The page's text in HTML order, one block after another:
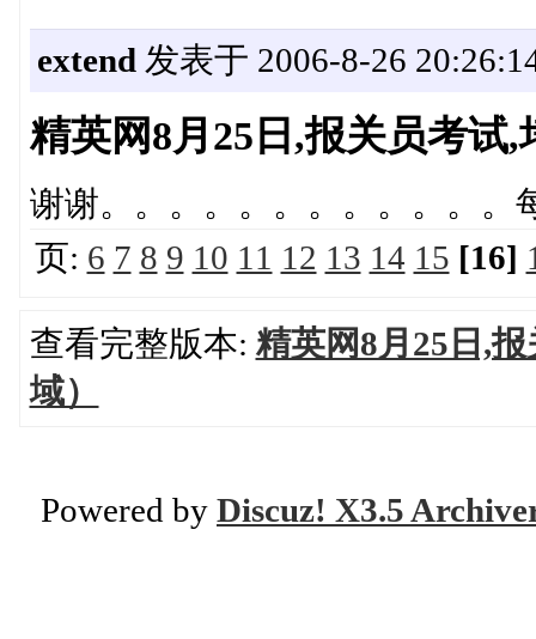
extend 发表于 2006-8-26
精英网8月25日,报关员考试
谢谢。。。。。。。。。。。。
页: 6 7 8 9 10 11 12 13 14 15 [16]
查看完整版本: 精英网8月25日,
域）
Powered by Discuz! X3.5